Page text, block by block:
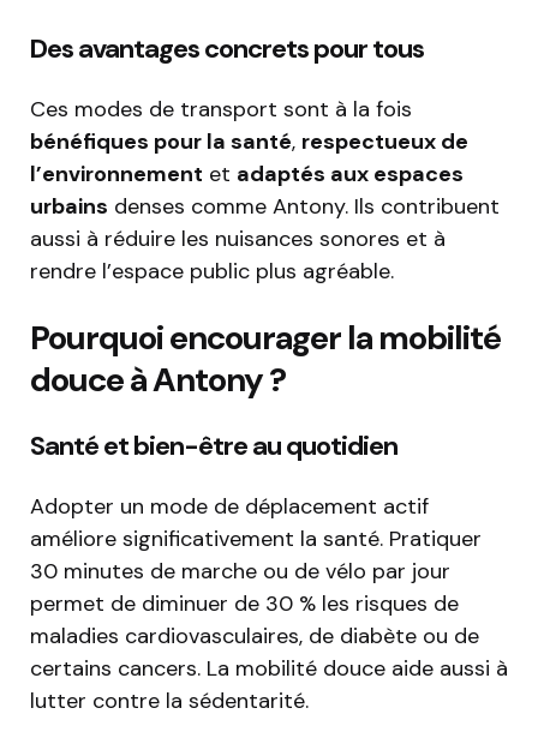
Des avantages concrets pour tous
Ces modes de transport sont à la fois
bénéfiques pour la santé, respectueux de
l’environnement et adaptés aux espaces
urbains denses comme Antony. Ils contribuent
aussi à réduire les nuisances sonores et à
rendre l’espace public plus agréable.
Pourquoi encourager la mobilité
douce à Antony ?
Santé et bien-être au quotidien
Adopter un mode de déplacement actif
améliore significativement la santé. Pratiquer
30 minutes de marche ou de vélo par jour
permet de diminuer de 30 % les risques de
maladies cardiovasculaires, de diabète ou de
certains cancers. La mobilité douce aide aussi à
lutter contre la sédentarité.